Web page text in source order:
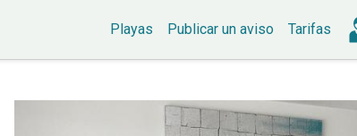
Playas Publicar un aviso Tarifas